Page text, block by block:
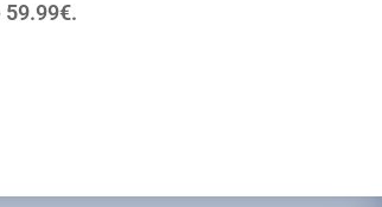
59.99€.